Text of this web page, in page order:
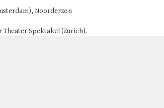
Noorderzon
Theater Spektakel (Zurich).